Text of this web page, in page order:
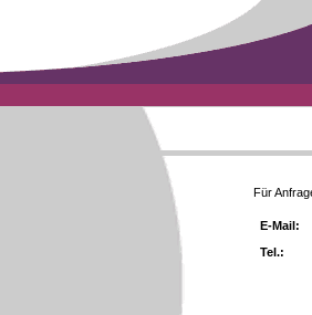
Für
E-Mail:
Tel.: